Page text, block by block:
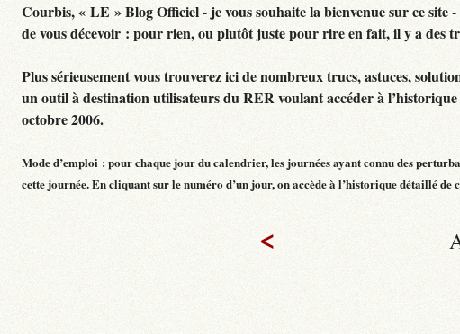
Courbis, « LE » Blog Officiel - je vous souhaite la bienvenue sur ce
de vous décevoir : pour rien, ou plutôt juste pour rire en fait, il y a des
Plus sérieusement vous trouverez ici de nombreux trucs, astuces,
un outil à destination utilisateurs du RER voulant accéder à
octobre 2006.
Mode d’emploi : pour chaque jour du calendrier, les journées ayant connu des
cette journée. En cliquant sur le numéro d’un jour, on accède à l’historique détaillé de
<